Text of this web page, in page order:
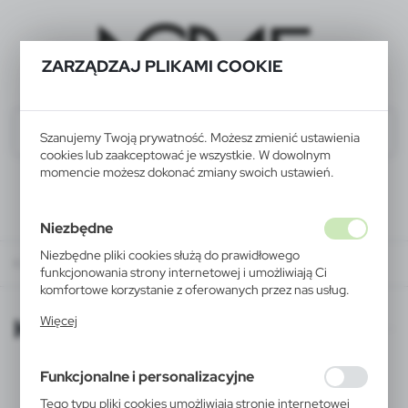
ZARZĄDZAJ PLIKAMI COOKIE
Szanujemy Twoją prywatność. Możesz zmienić ustawienia
cookies lub zaakceptować je wszystkie. W dowolnym
momencie możesz dokonać zmiany swoich ustawień.
Niezbędne
Niezbędne pliki cookies służą do prawidłowego
funkcjonowania strony internetowej i umożliwiają Ci
komfortowe korzystanie z oferowanych przez nas usług.
działania w celu m.in. dostosowania Twoich ustawień
korzystasz, może działać bez zakłóceń.
Więcej
Funkcjonalne i personalizacyjne
Tego typu pliki cookies umożliwiają stronie internetowej
KATALOGI ONLINE
KATALOGI ONLINE